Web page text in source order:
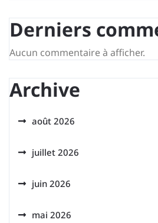
Derniers
Aucun commentaire à afficher.
Archive
août 2026
juillet 2026
juin 2026
mai 2026